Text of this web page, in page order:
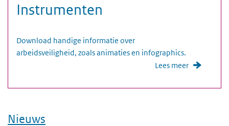
Instrumenten
Download handige informatie over
arbeidsveiligheid, zoals animaties en infographics.
Lees meer
Nieuws